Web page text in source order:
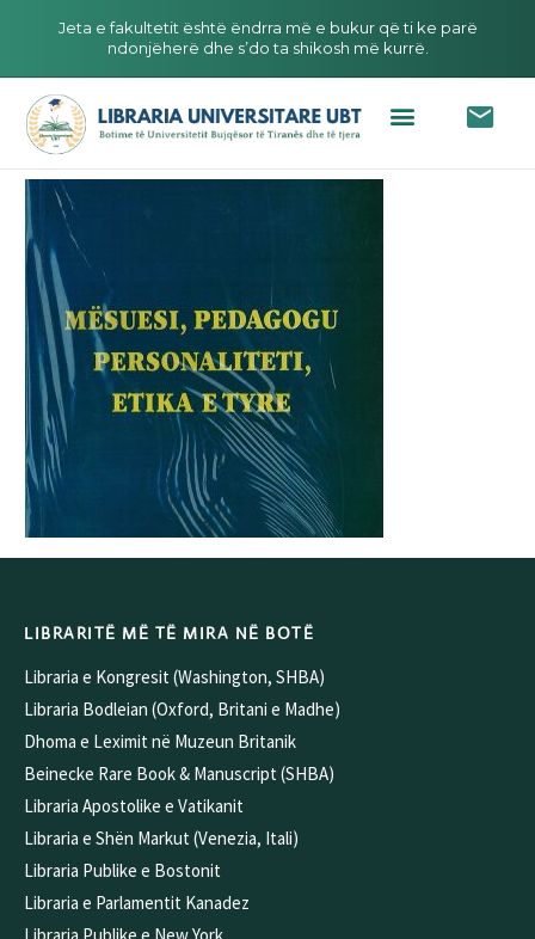
Jeta e fakultetit është ëndrra më e bukur që ti ke parë
ndonjëherë dhe s’do ta shikosh më kurrë.
LIBRARITË MË TË MIRA NË BOTË
Libraria e Kongresit (Washington, SHBA)
Libraria Bodleian (Oxford, Britani e Madhe)
Dhoma e Leximit në Muzeun Britanik
Beinecke Rare Book & Manuscript (SHBA)
Libraria Apostolike e Vatikanit
Libraria e Shën Markut (Venezia, Itali)
Libraria Publike e Bostonit
Libraria e Parlamentit Kanadez